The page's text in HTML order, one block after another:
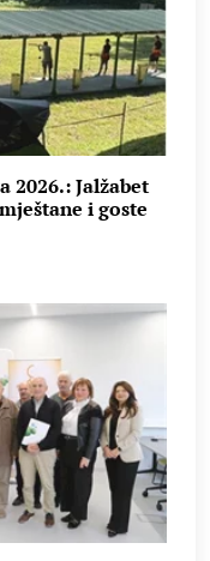
2026.: Jalžabet
i goste